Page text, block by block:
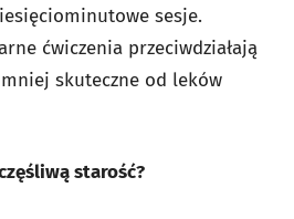
sesje.
ćwiczenia przeciwdziałają
skuteczne od leków
starość?